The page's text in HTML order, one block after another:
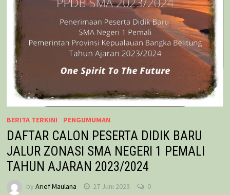
BERITA TERKINI PENGUMUMAN
DAFTAR CALON PESERTA DIDIK BARU
JALUR ZONASI SMA NEGERI 1 PEMALI
TAHUN AJARAN 2023/2024
by Arief Maulana 27 Juni 2023 0